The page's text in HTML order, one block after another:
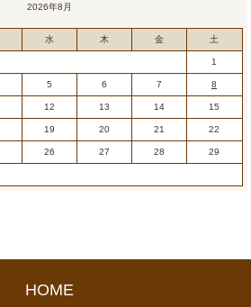
2026年8月
水 木 金 土
1
5 6 7 8
12 13 14 15
19 20 21 22
26 27 28 29
HOME